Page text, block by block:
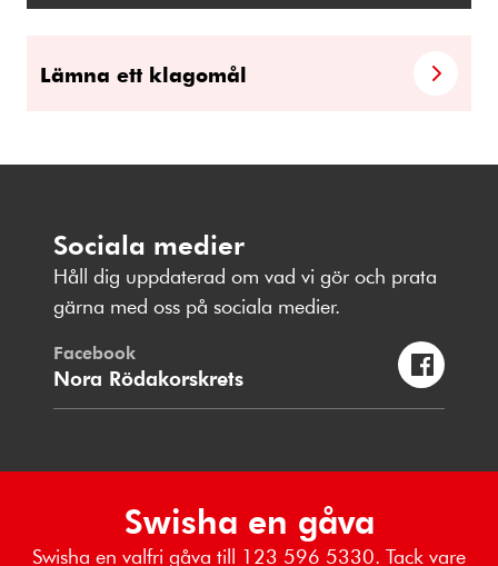
Lämna ett klagomål
Sociala medier
Håll dig uppdaterad om vad vi gör och prata
gärna med oss på sociala medier.
Facebook
Nora Rödakorskrets
Swisha en gåva
Swisha en valfri gåva till 123 596 5330. Tack vare